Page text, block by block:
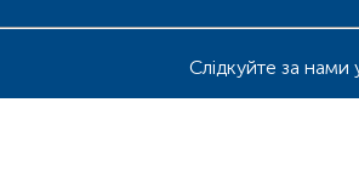
Слідкуйте за